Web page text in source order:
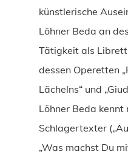
künstlerische
Löhner Beda an
Tätigkeit als
dessen Operetten
Lächelns“ und
Löhner Beda kennt
Schlagertexter
„Was machst Du